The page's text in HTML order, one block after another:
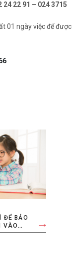
24 22 91 – 024 3715
01 ngày việc để được
ĐỂ BẢO
VÀO